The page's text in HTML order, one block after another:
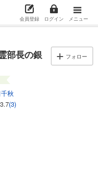
会員登録 ログイン メニュー
部長の銀
フォロー
秋
3.7(3)